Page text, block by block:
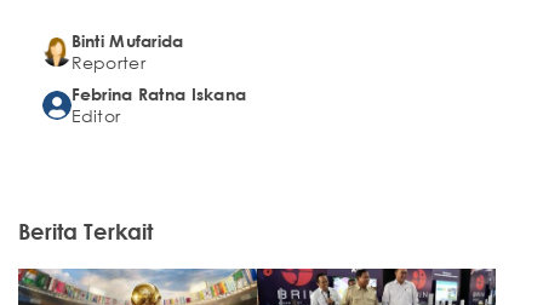
Binti Mufarida
Reporter
Febrina Ratna Iskana
Editor
Berita Terkait